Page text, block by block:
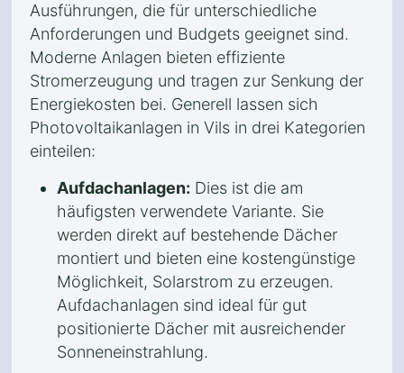
Ausführungen, die für unterschiedliche
Anforderungen und Budgets geeignet sind.
Moderne Anlagen bieten effiziente
Stromerzeugung und tragen zur Senkung der
Energiekosten bei. Generell lassen sich
Photovoltaikanlagen in Vils in drei Kategorien
einteilen:
Aufdachanlagen: Dies ist die am
häufigsten verwendete Variante. Sie
werden direkt auf bestehende Dächer
montiert und bieten eine kostengünstige
Möglichkeit, Solarstrom zu erzeugen.
Aufdachanlagen sind ideal für gut
positionierte Dächer mit ausreichender
Sonneneinstrahlung.